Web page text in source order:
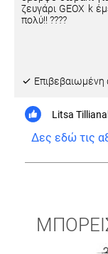
ζευγάρι GEOX k
πολύ!! ????
Litsa
Δες εδώ τις